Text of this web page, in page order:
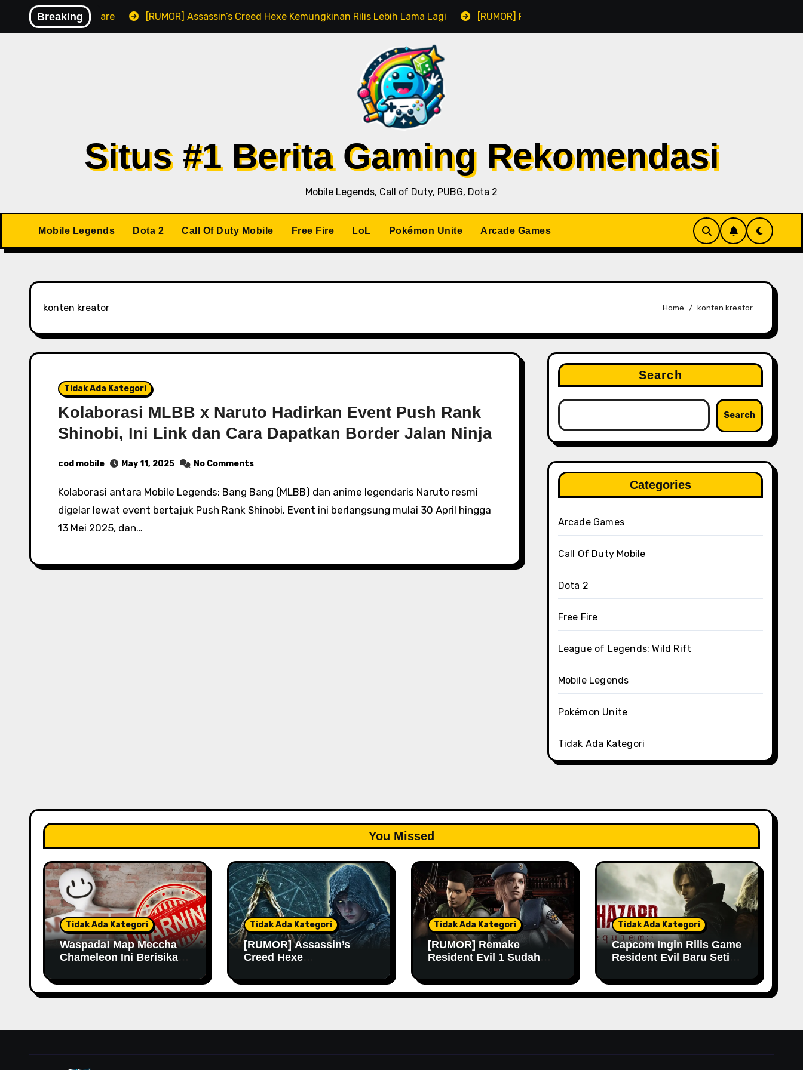
Breaking
Berisikan Malware [RUMOR] Assassin’s Creed Hexe Kemungkinan Rilis Lebih Lama Lagi [RUMOR] Remake Resident Evil 1 Sudah Masuk Tahap Pre-Produksi Sejak
Situs #1 Berita Gaming Rekomendasi
Mobile Legends, Call of Duty, PUBG, Dota 2
Mobile Legends Dota 2 Call Of Duty Mobile Free Fire LoL Pokémon Unite Arcade Games
konten kreator Home konten kreator
Tidak Ada Kategori
Kolaborasi MLBB x Naruto Hadirkan Event Push Rank
Shinobi, Ini Link dan Cara Dapatkan Border Jalan Ninja
cod mobile May 11, 2025 No Comments
Kolaborasi antara Mobile Legends: Bang Bang (MLBB) dan anime legendaris Naruto resmi
digelar lewat event bertajuk Push Rank Shinobi. Event ini berlangsung mulai 30 April hingga
13 Mei 2025, dan…
Search
Search
Categories
Arcade Games
Call Of Duty Mobile
Dota 2
Free Fire
League of Legends: Wild Rift
Mobile Legends
Pokémon Unite
Tidak Ada Kategori
You Missed
Tidak Ada Kategori
Waspada! Map Meccha
Chameleon Ini Berisikan
Tidak Ada Kategori
[RUMOR] Assassin’s
Creed Hexe
Lama Lagi
Tidak Ada Kategori
[RUMOR] Remake
Resident Evil 1 Sudah
Produksi Sejak Tahun
Lalu
Tidak Ada Kategori
Capcom Ingin Rilis Game
Resident Evil Baru Setiap